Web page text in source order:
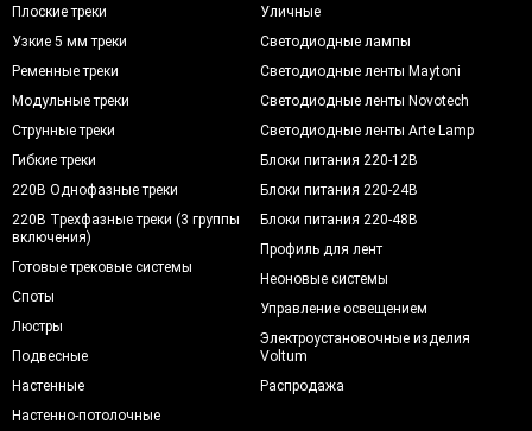
Плоские треки
Узкие 5 мм треки
Ременные треки
Модульные треки
Струнные треки
Гибкие треки
220В Однофазные треки
220В Трехфазные треки (3 группы
включения)
Готовые трековые системы
Споты
Люстры
Подвесные
Настенные
Настенно-потолочные
Уличные
Светодиодные лампы
Светодиодные ленты Maytoni
Светодиодные ленты Novotech
Светодиодные ленты Arte Lamp
Блоки питания 220-12В
Блоки питания 220-24В
Блоки питания 220-48В
Профиль для лент
Неоновые системы
Управление освещением
Электроустановочные изделия
Voltum
Распродажа